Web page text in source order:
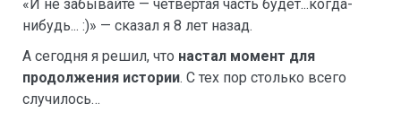
«И не забывайте — четвертая часть будет...когда-
нибудь... :)» — сказал я 8 лет назад.
А сегодня я решил, что настал момент для
продолжения истории. С тех пор столько всего
случилось…